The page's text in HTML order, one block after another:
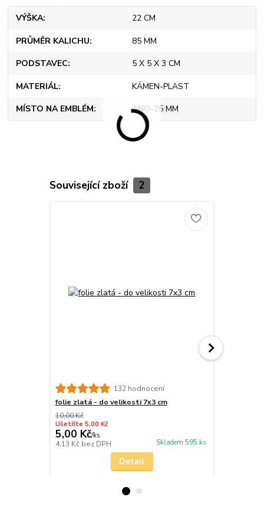
VÝŠKA 22 CM
PRŮMĚR KALICHU 85 MM
PODSTAVEC 5 X 5 X 3 CM
MATERIÁL KÁMEN-PLAST
MÍSTO NA EMBLÉM ANO-25 MM
Související zboží 2
132 hodnocení
folie zlatá - do velikosti 7x3 cm
10,00 Kč
Ušetříte 5,00 Kč
5,00 Kč/ks
4,13 Kč bez DPH Skladem 595 ks
Detail